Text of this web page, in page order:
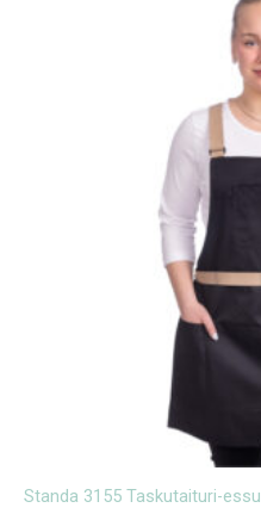
Standa 3155 Taskutaituri-essu